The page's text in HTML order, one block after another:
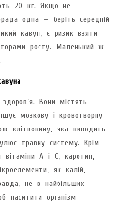
20 кг. Якщо не
одна — беріть середній
кавун, є ризик взяти
росту. Маленький ж
Вони містять
мозкову і кровотворну
клітковину, яка виводить
травну систему. Крім
вітаміни А і С, каротин,
як калій,
не в найбільших
наситити організм